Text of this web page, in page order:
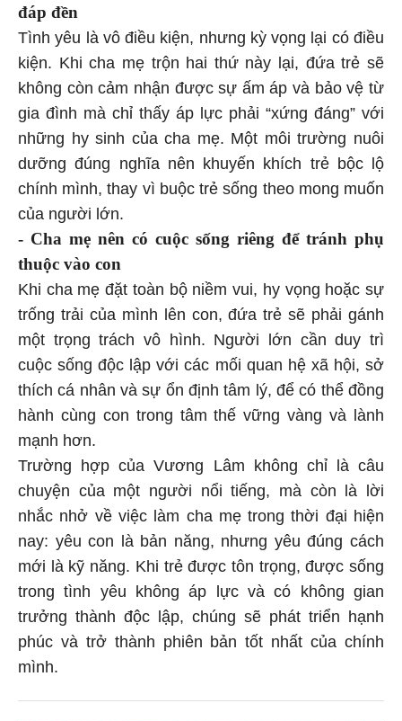
đáp đền
Tình yêu là vô điều kiện, nhưng kỳ vọng lại có điều
kiện. Khi cha mẹ trộn hai thứ này lại, đứa trẻ sẽ
không còn cảm nhận được sự ấm áp và bảo vệ từ
gia đình mà chỉ thấy áp lực phải “xứng đáng” với
những hy sinh của cha mẹ. Một môi trường nuôi
dưỡng đúng nghĩa nên khuyến khích trẻ bộc lộ
chính mình, thay vì buộc trẻ sống theo mong muốn
của người lớn.
- Cha mẹ nên có cuộc sống riêng để tránh phụ
thuộc vào con
Khi cha mẹ đặt toàn bộ niềm vui, hy vọng hoặc sự
trống trải của mình lên con, đứa trẻ sẽ phải gánh
một trọng trách vô hình. Người lớn cần duy trì
cuộc sống độc lập với các mối quan hệ xã hội, sở
thích cá nhân và sự ổn định tâm lý, để có thể đồng
hành cùng con trong tâm thế vững vàng và lành
mạnh hơn.
Trường hợp của Vương Lâm không chỉ là câu
chuyện của một người nổi tiếng, mà còn là lời
nhắc nhở về việc làm cha mẹ trong thời đại hiện
nay: yêu con là bản năng, nhưng yêu đúng cách
mới là kỹ năng. Khi trẻ được tôn trọng, được sống
trong tình yêu không áp lực và có không gian
trưởng thành độc lập, chúng sẽ phát triển hạnh
phúc và trở thành phiên bản tốt nhất của chính
mình.